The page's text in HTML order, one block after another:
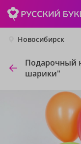
Новосибирск
Подарочный
шарики"